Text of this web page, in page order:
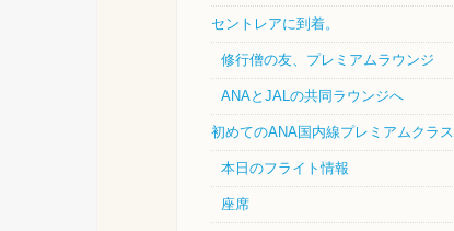
セントレアに到着。
修行僧の友、プレミアムラウンジ
ANAとJALの共同ラウンジへ
初めてのANA国内線プレミアムクラス
本日のフライト情報
座席